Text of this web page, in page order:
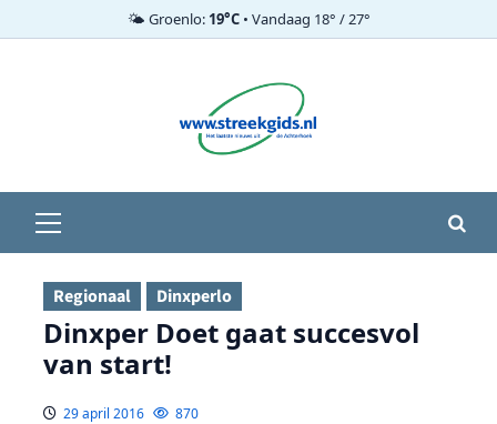
🌤️ Groenlo: 19°C• Vandaag 18° / 27°
menu
Regionaal Dinxperlo
Dinxper Doet gaat succesvol
van start!
29 april 2016 870